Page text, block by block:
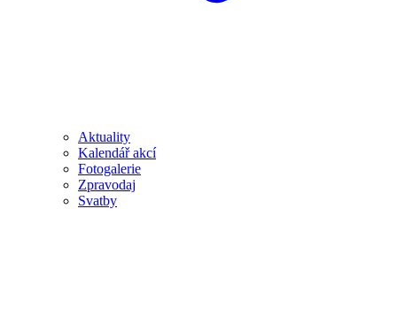
Aktuality
Kalendář akcí
Fotogalerie
Zpravodaj
Svatby